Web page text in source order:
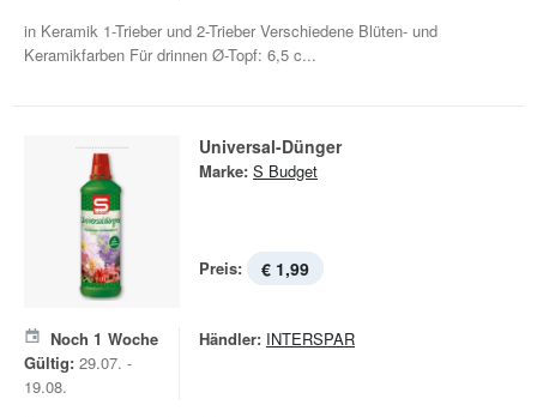
in Keramik 1-Trieber und 2-Trieber Verschiedene Blüten- und
Keramikfarben Für drinnen Ø-Topf: 6,5 c...
Universal-Dünger
Marke: S Budget
Preis: € 1,99
Noch 1 Woche
Gültig: 29.07. -
19.08.
Händler: INTERSPAR